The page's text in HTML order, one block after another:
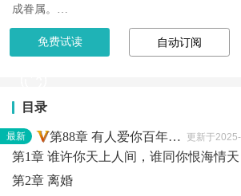
成眷属。
他却一反常态，大发雷霆：是让我成全你和他
免费试读 自动订阅
目录
最新 第88章 有人爱你百年，还许下下一个百年 更新于
第1章 谁许你天上人间，谁同你恨海情天
第2章 离婚